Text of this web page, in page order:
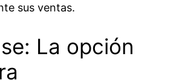
sus ventas.
La opción